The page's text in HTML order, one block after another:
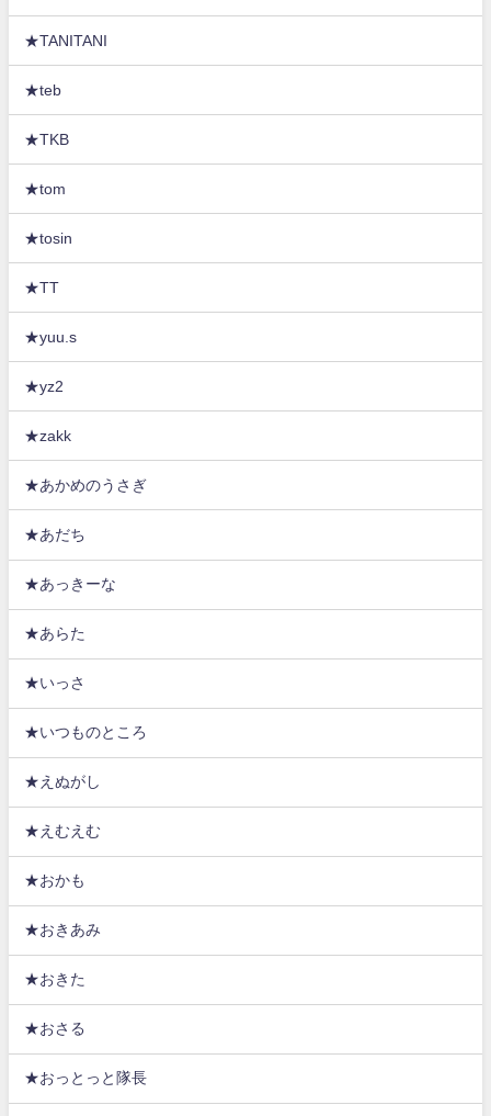
★TANITANI
★teb
★TKB
★tom
★tosin
★TT
★yuu.s
★yz2
★zakk
★あかめのうさぎ
★あだち
★あっきーな
★あらた
★いっさ
★いつものところ
★えぬがし
★えむえむ
★おかも
★おきあみ
★おきた
★おさる
★おっとっと隊長